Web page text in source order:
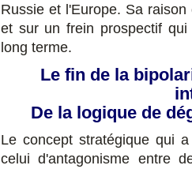
Russie et l'Europe. Sa
et sur un frein prospectif
long terme.
Le fin de la
De la logique de
Le concept stratégique qui
celui d'antagonisme entre